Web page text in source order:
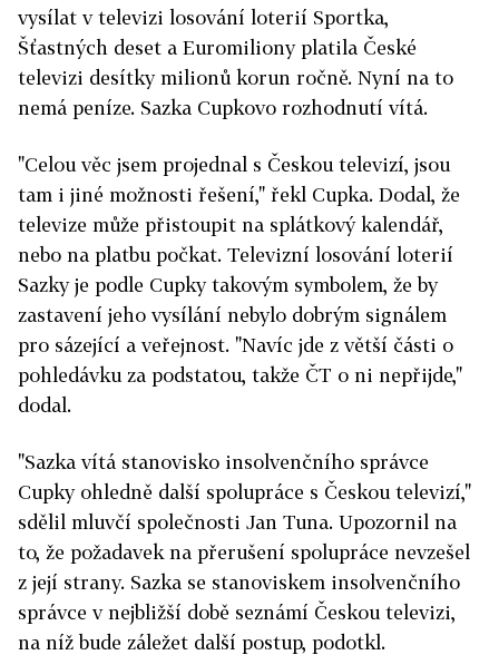
vysílat v televizi losování loterií Sportka,
Šťastných deset a Euromiliony platila České
televizi desítky milionů korun ročně. Nyní na to
nemá peníze. Sazka Cupkovo rozhodnutí vítá.
"Celou věc jsem projednal s Českou televizí, jsou
tam i jiné možnosti řešení," řekl Cupka. Dodal, že
televize může přistoupit na splátkový kalendář,
nebo na platbu počkat. Televizní losování loterií
Sazky je podle Cupky takovým symbolem, že by
zastavení jeho vysílání nebylo dobrým signálem
pro sázející a veřejnost. "Navíc jde z větší části o
pohledávku za podstatou, takže ČT o ni nepřijde,"
dodal.
"Sazka vítá stanovisko insolvenčního správce
Cupky ohledně další spolupráce s Českou televizí,"
sdělil mluvčí společnosti Jan Tuna. Upozornil na
to, že požadavek na přerušení spolupráce nevzešel
z její strany. Sazka se stanoviskem insolvenčního
správce v nejbližší době seznámí Českou televizi,
na níž bude záležet další postup, podotkl.